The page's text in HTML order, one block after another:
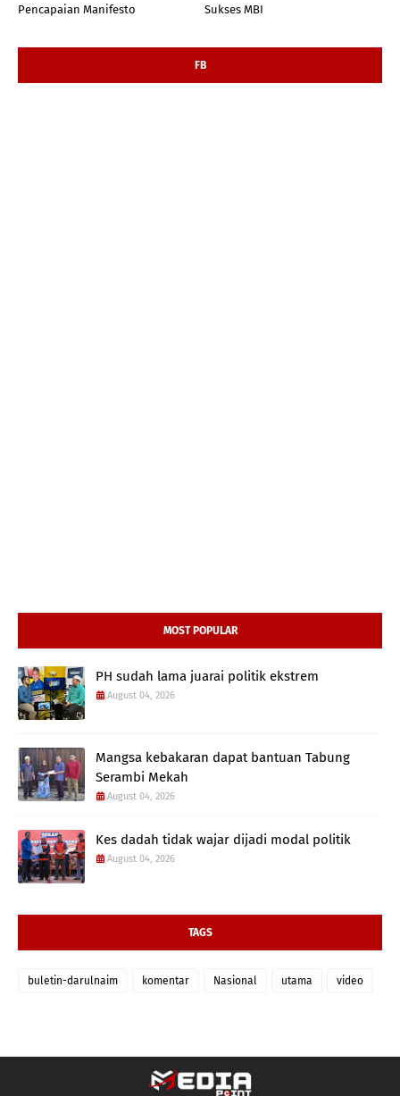
Pencapaian Manifesto Sukses MBI
FB
MOST POPULAR
PH sudah lama juarai politik ekstrem
August 04, 2026
Mangsa kebakaran dapat bantuan Tabung
Serambi Mekah
August 04, 2026
Kes dadah tidak wajar dijadi modal politik
August 04, 2026
TAGS
buletin-darulnaim komentar Nasional utama video